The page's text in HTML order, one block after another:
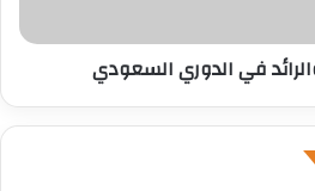
في الدوري السعودي